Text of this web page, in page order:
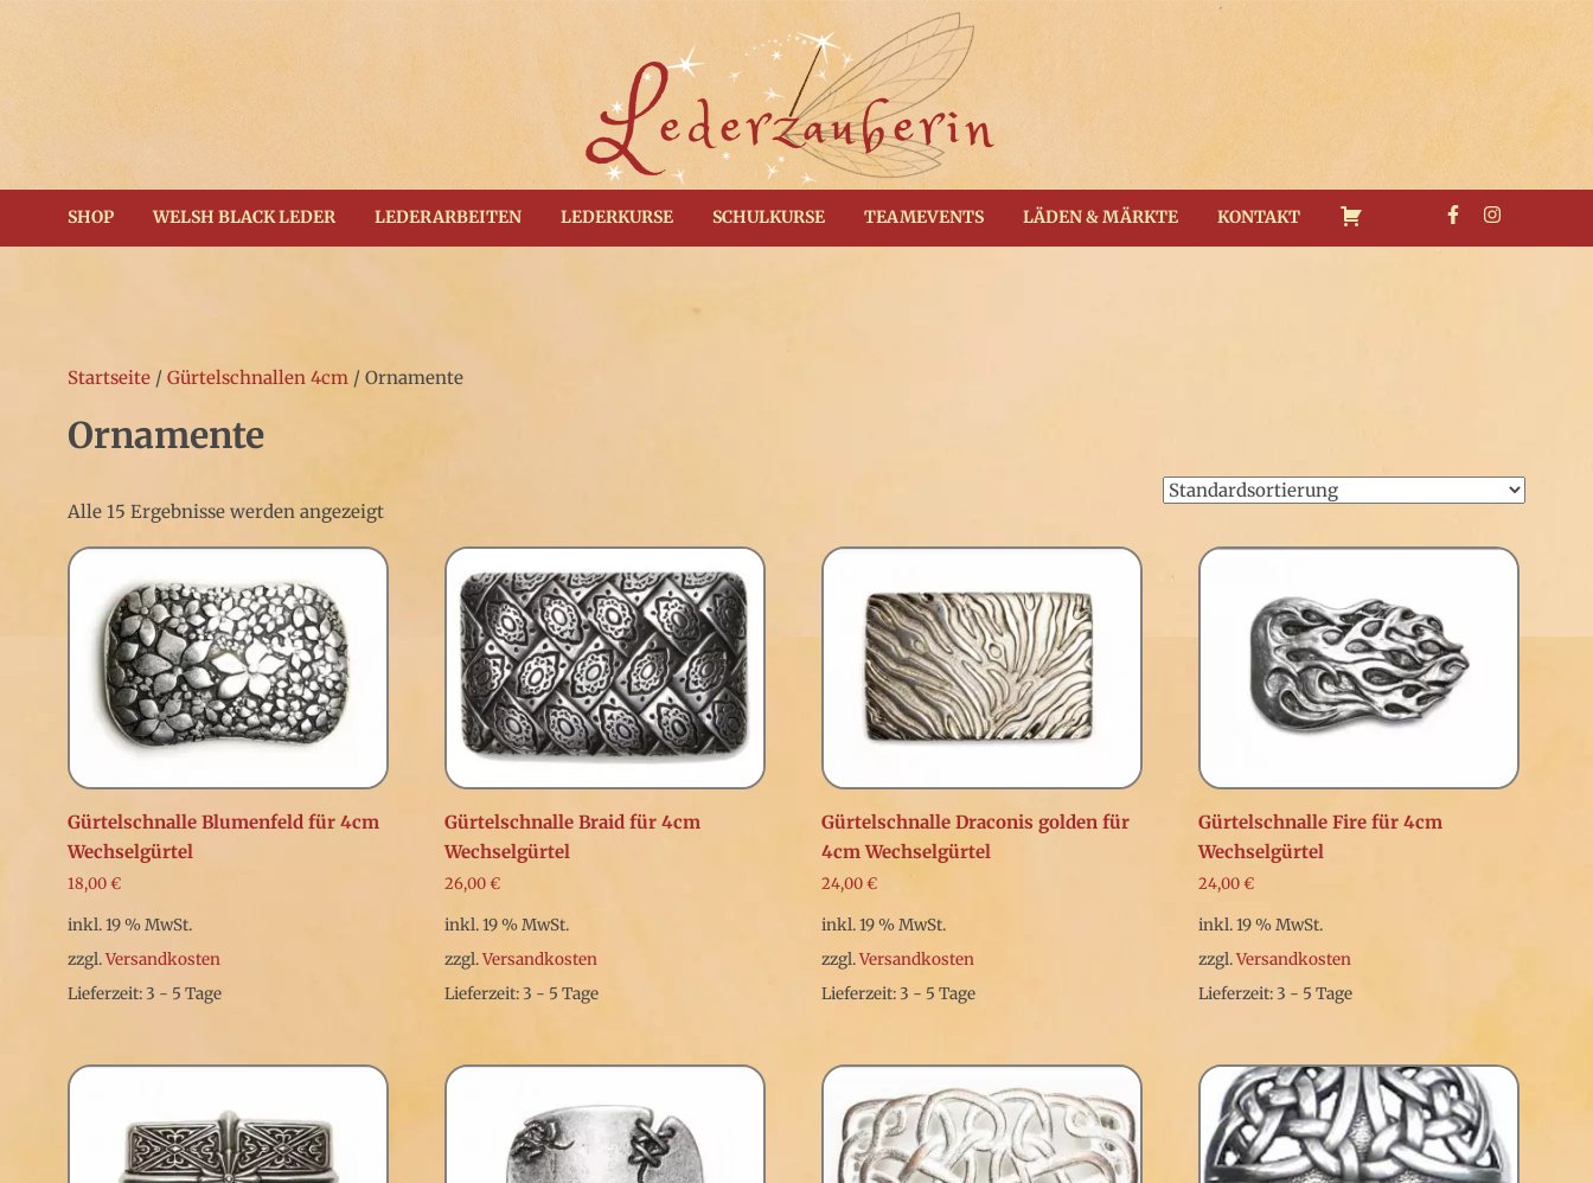
Lederzauberin
SHOP WELSH BLACK LEDER LEDERARBEITEN LEDERKURSE SCHULKURSE TEAMEVENTS LÄDEN & MÄRKTE KONTAKT
Startseite / Gürtelschnallen 4cm / Ornamente
Ornamente
Alle 15 Ergebnisse werden angezeigt
Gürtelschnalle Blumenfeld für 4cm
Wechselgürtel
18,00€
inkl. 19 % MwSt.
zzgl.Versandkosten
Lieferzeit: 3 - 5 Tage
Gürtelschnalle Braid für 4cm
Wechselgürtel
26,00€
inkl. 19 % MwSt.
zzgl.Versandkosten
Lieferzeit: 3 - 5 Tage
Gürtelschnalle Draconis golden für
4cm Wechselgürtel
24,00€
inkl. 19 % MwSt.
zzgl.Versandkosten
Lieferzeit: 3 - 5 Tage
Gürtelschnalle Fire für 4cm
Wechselgürtel
24,00€
inkl. 19 % MwSt.
zzgl.Versandkosten
Lieferzeit: 3 - 5 Tage